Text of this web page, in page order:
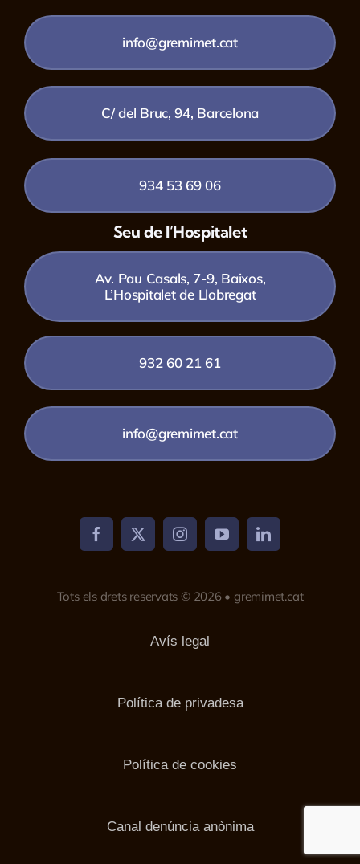
info@gremimet.cat
C/ del Bruc, 94, Barcelona
934 53 69 06
info@gremimet.cat
Seu de l’Hospitalet
Av. Pau Casals, 7-9, Baixos,
L’Hospitalet de Llobregat
932 60 21 61
Tots els drets reservats © 2026 • gremimet.cat
Avís legal
Política de privadesa
Política de cookies
Canal denúncia anònima